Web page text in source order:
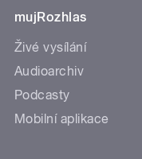
mujRozhlas
Živé vysílání
Audioarchiv
Podcasty
Mobilní aplikace